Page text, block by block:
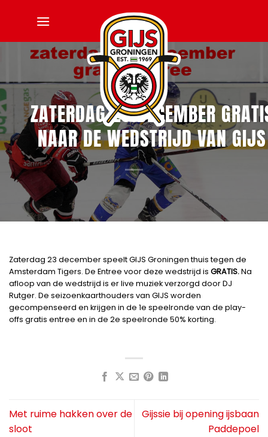
ZATERDAG 23 DECEMBER
NAAR DE WEDSTRIJD VAN GIJS
Zaterdag 23 december speelt GIJS Groningen thuis tegen de
Amsterdam Tigers. De Entree voor deze wedstrijd is GRATIS.Na
afloop van de wedstrijd is er live muziek verzorgd door DJ
Rutger. De seizoenkaarthouders van GIJS worden
gecompenseerd en krijgen in de 1e speelronde van de play-
offs gratis entree en in de 2e speelronde 50% korting.
Met ruime hakken over de
sloot
Gijssie bij opening ijsbaan
Paddepoel